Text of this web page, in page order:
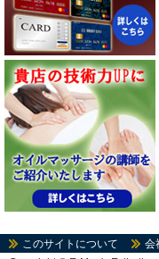
このサイトについて 会